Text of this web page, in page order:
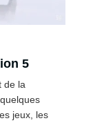
5
de la
jeux, les